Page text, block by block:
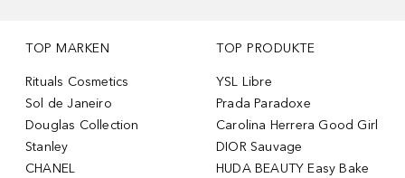
TOP MARKEN
Rituals Cosmetics
Sol de Janeiro
Douglas Collection
Stanley
CHANEL
TOP PRODUKTE
YSL Libre
Prada Paradoxe
Carolina Herrera Good Girl
DIOR Sauvage
HUDA BEAUTY Easy Bake